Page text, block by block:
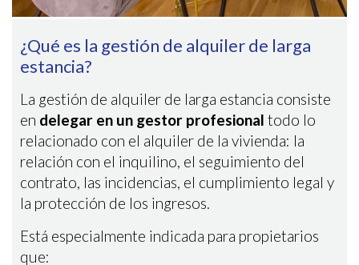
¿Qué es la gestión de alquiler de larga
estancia?
La gestión de alquiler de larga estancia consiste
en delegar en un gestor profesional todo lo
relacionado con el alquiler de la vivienda: la
relación con el inquilino, el seguimiento del
contrato, las incidencias, el cumplimiento legal y
la protección de los ingresos.
Está especialmente indicada para propietarios
que:
Guardar configuración Aceptar todas